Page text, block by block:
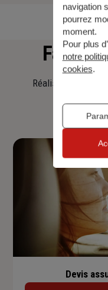
Faites
Réalisez une
Devis
navigation
pourrez
moment.
Pour plus
notre
cookies.